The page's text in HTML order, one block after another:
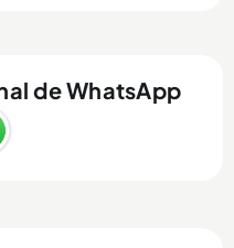
de WhatsApp